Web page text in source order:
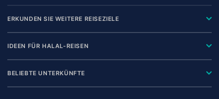
ERKUNDEN SIE WEITERE REISEZIELE
IDEEN FÜR HALAL-REISEN
BELIEBTE UNTERKÜNFTE